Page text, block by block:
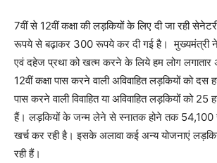
7वीं से 12वीं कक्षा की लड़कियों के लिए दी जा रही
रूपये से बढ़ाकर 300 रूपये कर दी गई है। मुख्यमंत्री ने
एवं दहेज प्रथा को खत्म करने के लिये हम लोग लगातार
12वीं कक्षा पास करने वाली अविवाहित लड़कियों को
पास करने वाली विवाहित या अविवाहित लड़कियों को
हैं। लड़कियों के जन्म लेने से स्नातक होने तक
खर्च कर रही है। इसके अलावा कई अन्य योजनाएं
रही हैं।